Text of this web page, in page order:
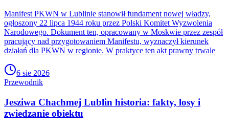
Manifest PKWN w Lublinie stanowił fundament nowej władzy,
ogłoszony 22 lipca 1944 roku przez Polski Komitet Wyzwolenia
Narodowego. Dokument ten, opracowany w Moskwie przez zespół
pracujący nad przygotowaniem Manifestu, wyznaczył kierunek
działań dla PKWN w regionie. W praktyce ten akt prawny trwale
6 sie 2026
Przewodnik
Jesziwa Chachmej Lublin historia: fakty, losy i
zwiedzanie obiektu